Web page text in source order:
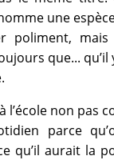
une
poliment,
que... qu’il
l’école non pas
parce
qu’il aurait la